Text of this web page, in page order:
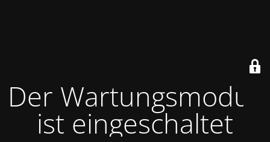
Der Wartungsmodus
ist eingeschaltet